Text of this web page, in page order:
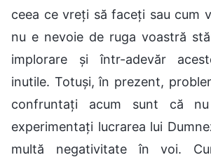
ceea ce vreți să faceți sau cum
nu e nevoie de ruga voastră
implorare și într-adevăr
inutile. Totuși, în prezent,
confruntați acum sunt că
experimentați lucrarea lui
multă negativitate în voi.